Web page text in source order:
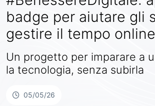
badge per aiutare gli
gestire il tempo online
Un progetto per imparare a
la tecnologia, senza subirla
05/05/26